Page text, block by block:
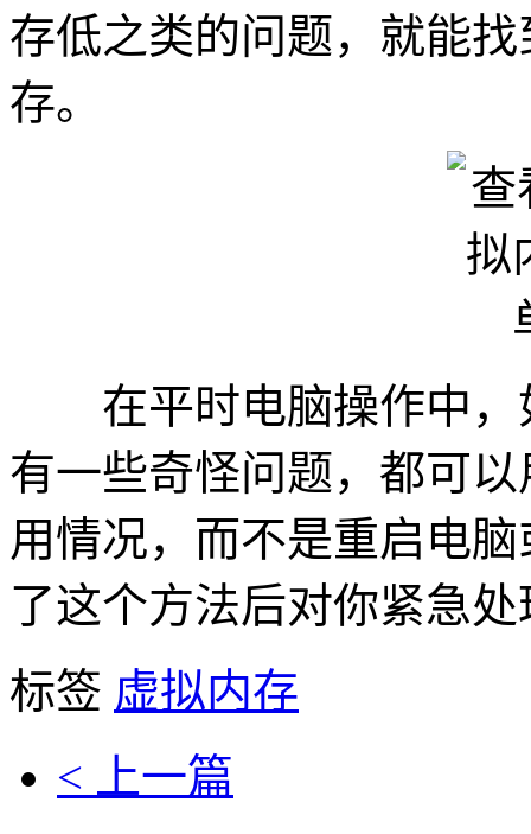
存低之类的问题，就能
存。
在平时电脑操作中，
有一些奇怪问题，都可
用情况，而不是重启电
了这个方法后对你紧急
标签 虚拟内存
< 上一篇